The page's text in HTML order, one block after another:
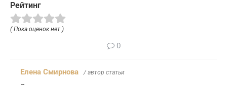
Рейтинг
( Пока оценок нет )
0
Елена Смирнова / автор статьи